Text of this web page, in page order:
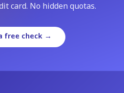
card. No hidden quotas.
free check →